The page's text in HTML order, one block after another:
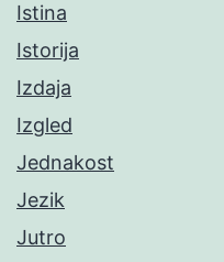
Istina
Istorija
Izdaja
Izgled
Jednakost
Jezik
Jutro